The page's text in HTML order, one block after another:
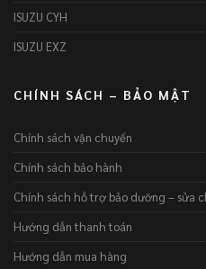
ISUZU CYH
ISUZU EXZ
CHÍNH SÁCH – BẢO MẬT
Chính sách vận chuyển
Chính sách bảo hành
Chính sách hỗ trợ bảo dưỡng – sửa
Hướng dẫn thanh toán
Hướng dẫn mua hàng